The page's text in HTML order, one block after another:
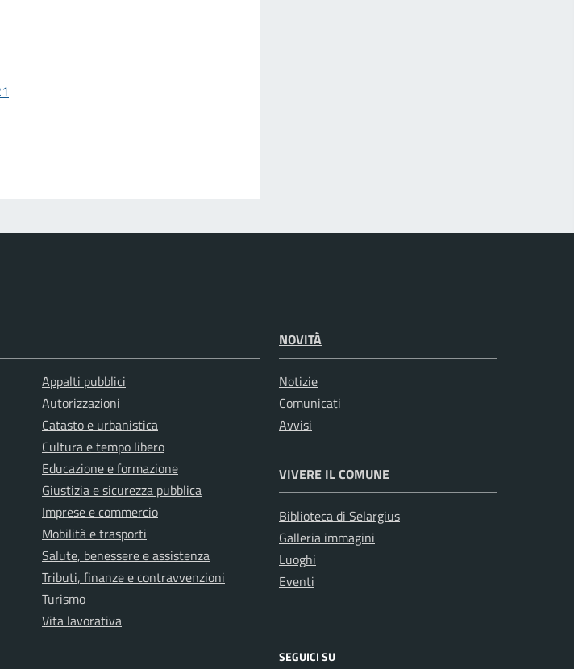
Appalti pubblici
Autorizzazioni
Catasto e urbanistica
Cultura e tempo libero
Educazione e formazione
Giustizia e sicurezza pubblica
Imprese e commercio
Mobilità e trasporti
Salute, benessere e assistenza
Tributi, finanze e contravvenzioni
Turismo
Vita lavorativa
NOVITÀ
Notizie
Comunicati
Avvisi
VIVERE IL COMUNE
Biblioteca di Selargius
Galleria immagini
Luoghi
Eventi
SEGUICI SU